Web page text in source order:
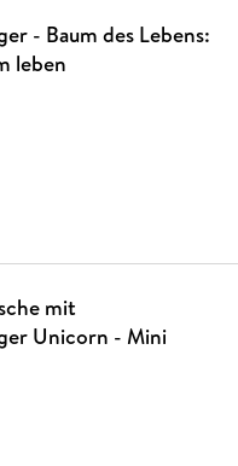
- Baum des Lebens:
leben
mit
Unicorn - Mini